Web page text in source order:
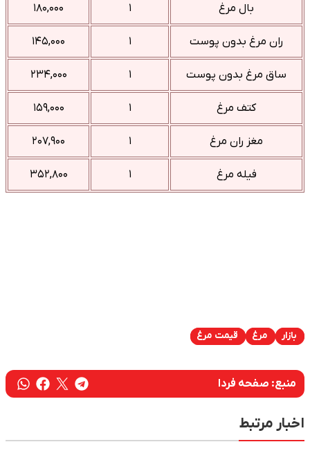
بال مرغ ۱ ۱۸۰,۰۰۰
ران مرغ بدون پوست ۱ ۱۴۵,۰۰۰
ساق مرغ بدون پوست ۱ ۲۳۴,۰۰۰
کتف مرغ ۱ ۱۵۹,۰۰۰
مغز ران مرغ ۱ ۲۰۷,۹۰۰
فیله مرغ ۱ ۳۵۲,۸۰۰
بازار مرغ قیمت مرغ
منبع: صفحه فردا
اخبار مرتبط